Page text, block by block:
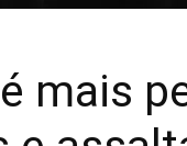
mais